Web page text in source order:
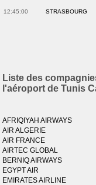
12:45:00 STRASBOURG
Liste des
l'aéroport de Tunis
AFRIQIYAH AIRWAYS
AIR ALGERIE
AIR FRANCE
AIRTEC GLOBAL
BERNIQ AIRWAYS
EGYPT AIR
EMIRATES AIRLINE